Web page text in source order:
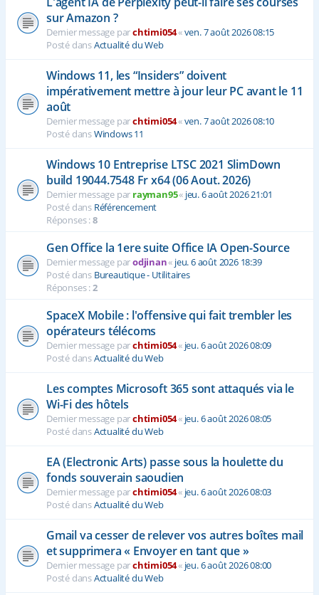
sur Amazon ?
Dernier message parchtimi054«ven. 7 août 2026 08:15
Posté dansActualité du Web
Windows 11, les “Insiders” doivent
impérativement mettre à jour leur PC avant le 11
août
Dernier message parchtimi054«ven. 7 août 2026 08:10
Posté dansWindows 11
Windows 10 Entreprise LTSC 2021 SlimDown
build 19044.7548 Fr x64 (06 Aout. 2026)
Dernier message par rayman95« jeu. 6 août 2026 21:01
Posté dans Référencement
Réponses :8
Gen Office la 1ere suite Office IA Open-Source
Dernier message parodjinan« jeu. 6 août 2026 18:39
Posté dans Bureautique - Utilitaires
Réponses :2
SpaceX Mobile : l'offensive qui fait trembler les
opérateurs télécoms
Dernier message parchtimi054« jeu. 6 août 2026 08:09
Posté dansActualité du Web
Les comptes Microsoft 365 sont attaqués via le
Wi-Fi des hôtels
Dernier message parchtimi054« jeu. 6 août 2026 08:05
Posté dansActualité du Web
EA (Electronic Arts) passe sous la houlette du
fonds souverain saoudien
Dernier message parchtimi054« jeu. 6 août 2026 08:03
Posté dansActualité du Web
Gmail va cesser de relever vos autres boîtes mail
et supprimera « Envoyer en tant que »
Dernier message parchtimi054« jeu. 6 août 2026 08:00
Posté dansActualité du Web